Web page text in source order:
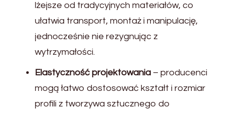
lżejsze od tradycyjnych materiałów, co
ułatwia transport, montaż i manipulację,
jednocześnie nie rezygnując z
wytrzymałości.
Elastyczność projektowania – producenci
mogą łatwo dostosować kształt i rozmiar
profili z tworzywa sztucznego do